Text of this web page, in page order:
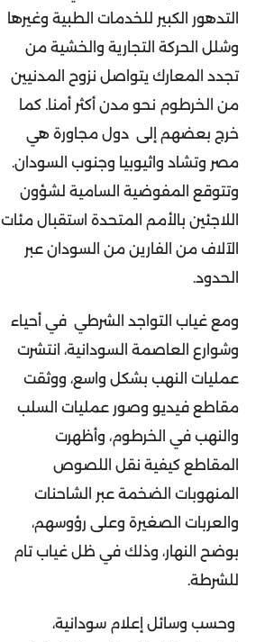
التدهور الكبير للخدمات الطبية وغيرها
وشلل الحركة التجارية والخشية من
تجدد المعارك يتواصل نزوح المدنيين
من الخرطوم نحو مدن أكثر أمنا. كما
خرج بعضهم إلى دول مجاورة هي
مصر وتشاد واثيوبيا وجنوب السودان.
وتتوقع المفوضية السامية لشؤون
اللاجئين بالأمم المتحدة استقبال مئات
الآلاف من الفارين من السودان عبر
الحدود.
ومع غياب التواجد الشرطي في أحياء
وشوارع العاصمة السودانية، انتشرت
عمليات النهب بشكل واسع، ووثقت
مقاطع فيديو وصور عمليات السلب
والنهب في الخرطوم، وأظهرت
المقاطع كيفية نقل اللصوص
المنهوبات الضخمة عبر الشاحنات
والعربات الصغيرة وعلى رؤوسهم،
بوضح النهار، وذلك في ظل غياب تام
للشرطة.
وحسب وسائل إعلام سودانية،